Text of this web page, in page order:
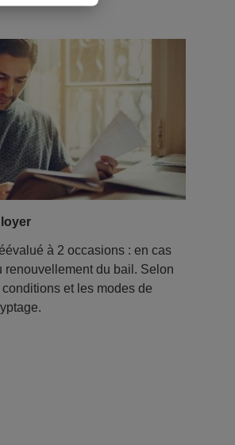
à 2 occasions : en cas
renouvellement du bail. Selon
et les modes de